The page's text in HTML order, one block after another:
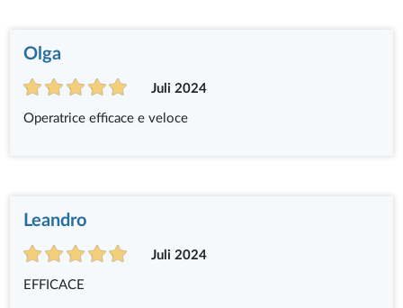
Olga
Juli 2024
Operatrice efficace e veloce
Leandro
Juli 2024
EFFICACE